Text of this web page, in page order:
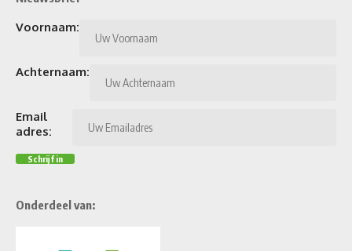
Voornaam:
Achternaam:
Email
adres:
Onderdeel van: